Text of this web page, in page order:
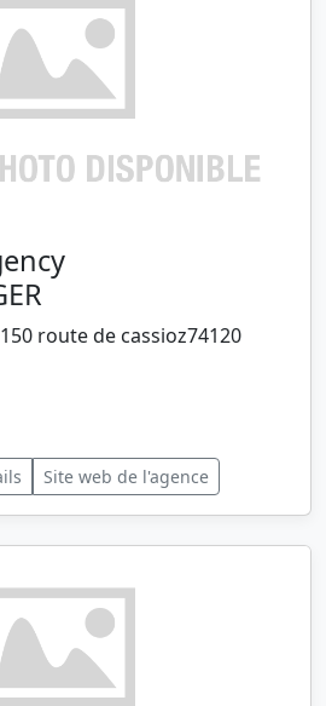
150 route de cassioz74120
Site web de l'agence